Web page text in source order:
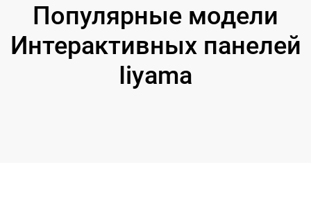
Популярные модели
Интерактивных панелей
Iiyama